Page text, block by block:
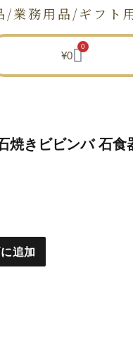
/業務用品/ギフト
¥0
0
焼きビビンバ 石食
追加